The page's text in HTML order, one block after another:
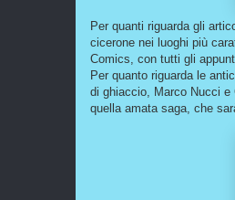
Per quanti riguarda gli
cicerone nei luoghi più
Comics, con tutti gli
Per quanto riguarda le
di ghiaccio, Marco Nucci e
quella amata saga, che